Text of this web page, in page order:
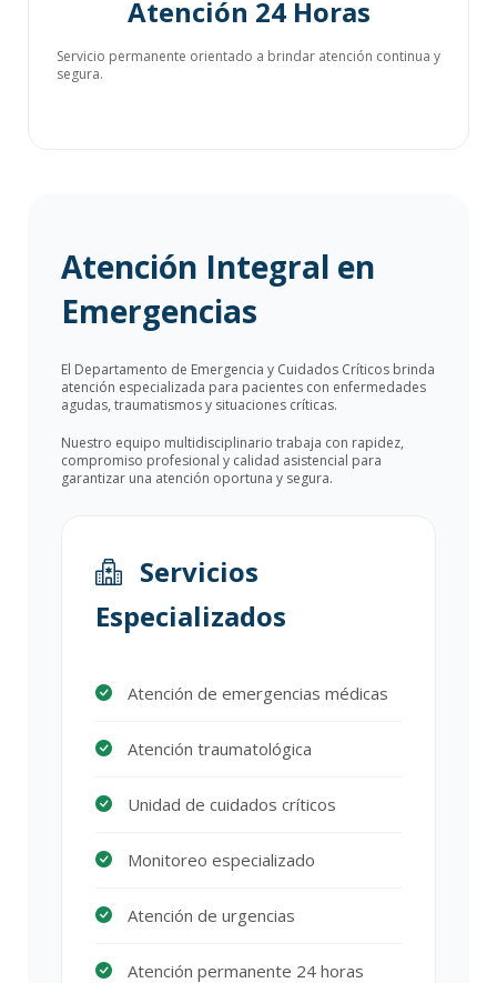
Atención 24 Horas
Servicio permanente orientado a brindar atención continua y
segura.
Atención Integral en
Emergencias
El Departamento de Emergencia y Cuidados Críticos brinda
atención especializada para pacientes con enfermedades
agudas, traumatismos y situaciones críticas.
Nuestro equipo multidisciplinario trabaja con rapidez,
compromiso profesional y calidad asistencial para
garantizar una atención oportuna y segura.
Servicios
Especializados
Atención de emergencias médicas
Atención traumatológica
Unidad de cuidados críticos
Monitoreo especializado
Atención de urgencias
Atención permanente 24 horas